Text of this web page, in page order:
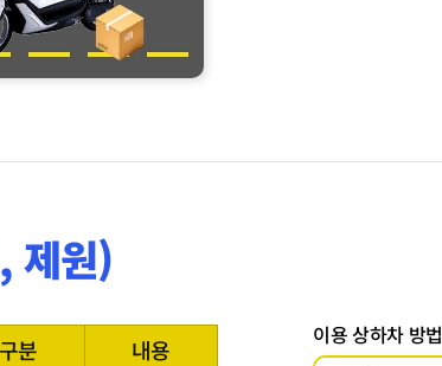
제원)
구분 내용
이용 상하차 방법